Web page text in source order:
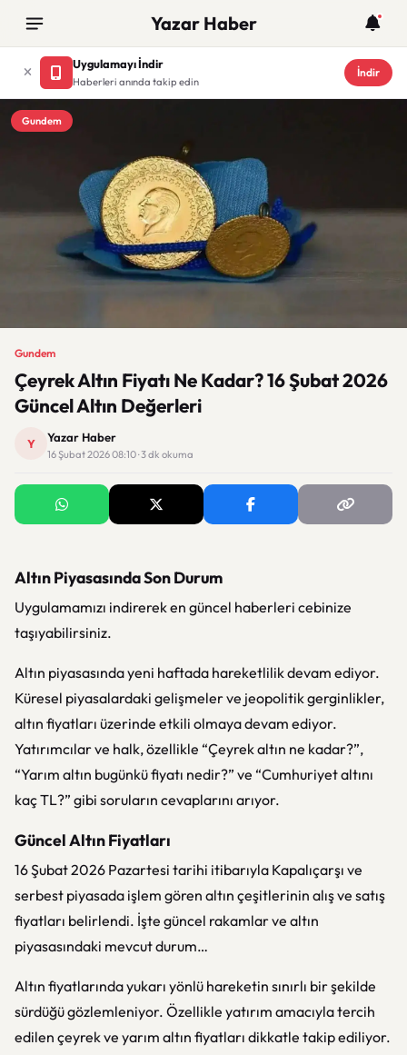
Yazar Haber
Uygulamayı İndir
Haberleri anında takip edin
İndir
Gundem
Gundem
Çeyrek Altın Fiyatı Ne Kadar? 16 Şubat 2026
Güncel Altın Değerleri
Y Yazar Haber
16 Şubat 2026 08:10 · 3 dk okuma
Altın Piyasasında Son Durum
Uygulamamızı indirerek en güncel haberleri cebinize
taşıyabilirsiniz.
Altın piyasasında yeni haftada hareketlilik devam ediyor.
Küresel piyasalardaki gelişmeler ve jeopolitik gerginlikler,
altın fiyatları üzerinde etkili olmaya devam ediyor.
Yatırımcılar ve halk, özellikle “Çeyrek altın ne kadar?”,
“Yarım altın bugünkü fiyatı nedir?” ve “Cumhuriyet altını
kaç TL?” gibi soruların cevaplarını arıyor.
Güncel Altın Fiyatları
16 Şubat 2026 Pazartesi tarihi itibarıyla Kapalıçarşı ve
serbest piyasada işlem gören altın çeşitlerinin alış ve satış
fiyatları belirlendi. İşte güncel rakamlar ve altın
piyasasındaki mevcut durum…
Altın fiyatlarında yukarı yönlü hareketin sınırlı bir şekilde
sürdüğü gözlemleniyor. Özellikle yatırım amacıyla tercih
edilen çeyrek ve yarım altın fiyatları dikkatle takip ediliyor.